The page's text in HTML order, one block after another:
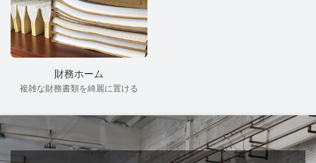
財務ホーム
複雑な財務書類を綺麗に置ける